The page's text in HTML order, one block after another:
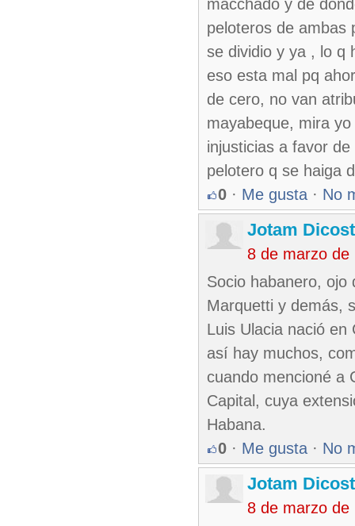
macchado y de
peloteros de ambas
se dividio y ya , lo q
eso esta mal pq
de cero, no van
mayabeque, mira
injusticias a favor
pelotero q se haiga
0 · Me gusta · No
Jotam
8 de marzo de
Socio habanero,
Marquetti y demás,
Luis Ulacia nació en
así hay muchos,
cuando mencioné a
Capital, cuya
Habana.
0 · Me gusta · No
Jotam
8 de marzo de